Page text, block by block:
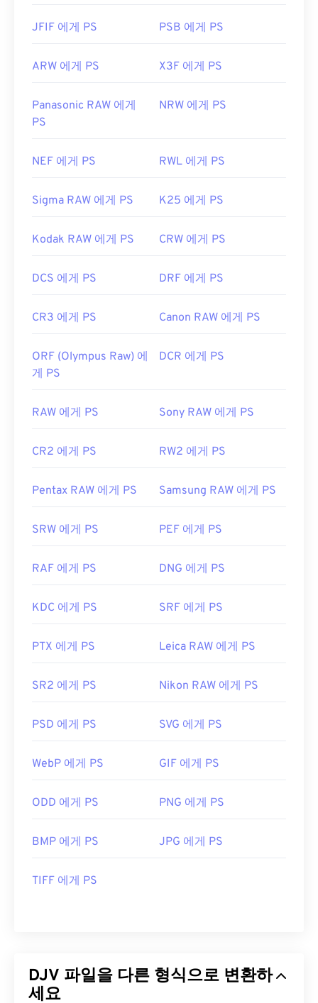
JFIF 에게 PS PSB 에게 PS
ARW 에게 PS X3F 에게 PS
Panasonic RAW 에게
PS
NRW 에게 PS
NEF 에게 PS RWL 에게 PS
Sigma RAW 에게 PS K25 에게 PS
Kodak RAW 에게 PS CRW 에게 PS
DCS 에게 PS DRF 에게 PS
CR3 에게 PS Canon RAW 에게 PS
ORF (Olympus Raw) 에
게 PS
DCR 에게 PS
RAW 에게 PS Sony RAW 에게 PS
CR2 에게 PS RW2 에게 PS
Pentax RAW 에게 PS Samsung RAW 에게 PS
SRW 에게 PS PEF 에게 PS
RAF 에게 PS DNG 에게 PS
KDC 에게 PS SRF 에게 PS
PTX 에게 PS Leica RAW 에게 PS
SR2 에게 PS Nikon RAW 에게 PS
PSD 에게 PS SVG 에게 PS
WebP 에게 PS GIF 에게 PS
ODD 에게 PS PNG 에게 PS
BMP 에게 PS JPG 에게 PS
TIFF 에게 PS
DJV 파일을 다른 형식으로 변환하
세요